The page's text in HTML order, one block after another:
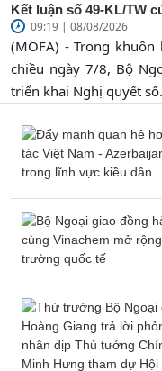
Kết luận số 49-KL/TW
09:19 | 08/08/2026
(MOFA) - Trong
chiều ngày 7/8, Bộ
triển khai Nghị quyết